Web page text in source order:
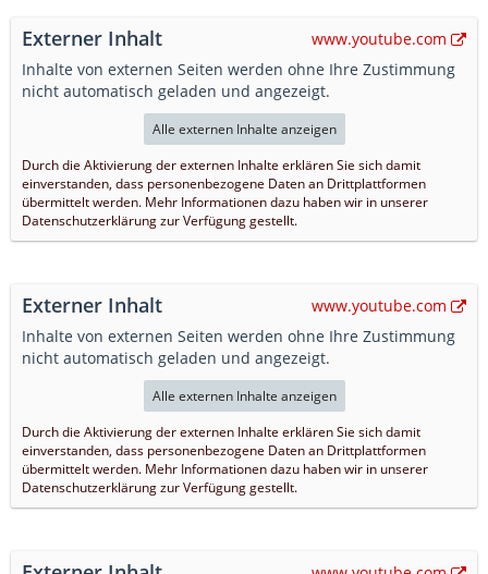
Externer Inhalt
www.youtube.com
Inhalte von externen Seiten werden ohne Ihre Zustimmung
nicht automatisch geladen und angezeigt.
Alle externen Inhalte anzeigen
Durch die Aktivierung der externen Inhalte erklären Sie sich damit
einverstanden, dass personenbezogene Daten an Drittplattformen
übermittelt werden. Mehr Informationen dazu haben wir in unserer
Datenschutzerklärung zur Verfügung gestellt.
Externer Inhalt
www.youtube.com
Inhalte von externen Seiten werden ohne Ihre Zustimmung
nicht automatisch geladen und angezeigt.
Alle externen Inhalte anzeigen
Durch die Aktivierung der externen Inhalte erklären Sie sich damit
einverstanden, dass personenbezogene Daten an Drittplattformen
übermittelt werden. Mehr Informationen dazu haben wir in unserer
Datenschutzerklärung zur Verfügung gestellt.